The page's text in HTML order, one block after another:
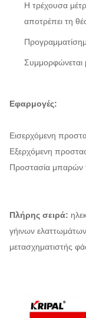
Η τρέχουσα
αποτρέπει τη
Εφαρμογές:
Εισερχόμενη
Εξερχόμενη
Προστασία μπαρών
Πλήρης σειρά:
γήινων
μετασχηματιστής